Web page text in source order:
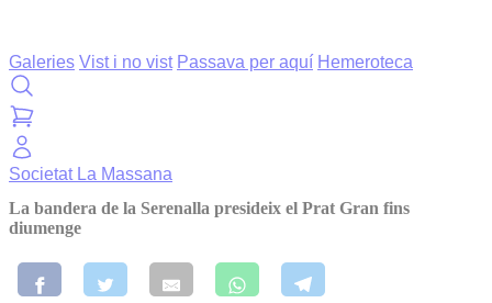
Galeries Vist i no vist Passava per aquí Hemeroteca
Societat La Massana
La bandera de la Serenalla presideix el Prat Gran fins
diumenge